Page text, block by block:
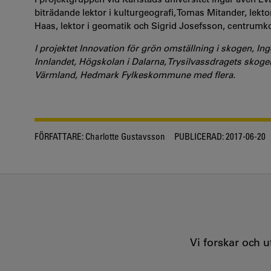
biträdande lektor i kulturgeografi, Tomas Mitander,
Haas, lektor i geomatik och Sigrid Josefsson,
I projektet Innovation för grön omställning i skogen,
Innlandet, Högskolan i Dalarna, Trysilvassdragets
Värmland, Hedmark Fylkeskommune med flera.
FÖRFATTARE: Charlotte Gustavsson PUBLICERAD:2017-06-20
Vi forskar och